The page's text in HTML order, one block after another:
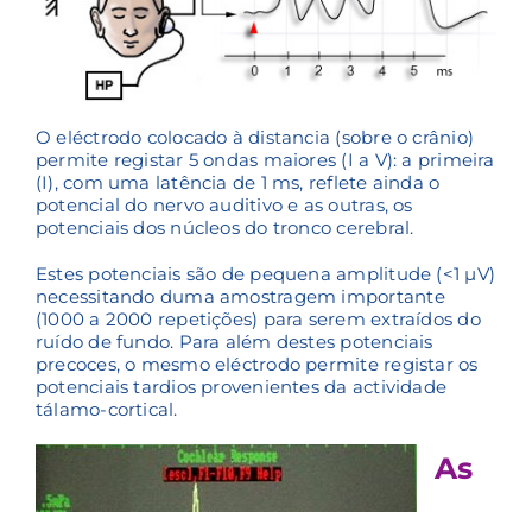
O eléctrodo colocado à distancia (sobre o crânio)
permite registar 5 ondas maiores (I a V): a primeira
(I), com uma latência de 1 ms, reflete ainda o
potencial do nervo auditivo e as outras, os
potenciais dos núcleos do tronco cerebral.
Estes potenciais são de pequena amplitude (<1 µV)
necessitando duma amostragem importante
(1000 a 2000 repetições) para serem extraídos do
ruído de fundo. Para além destes potenciais
precoces, o mesmo eléctrodo permite registar os
potenciais tardios provenientes da actividade
tálamo-cortical.
As